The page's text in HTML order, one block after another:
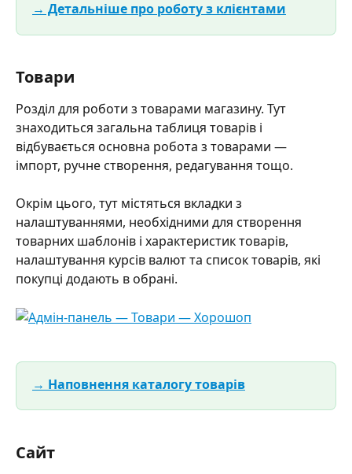
→ Детальніше про роботу з клієнтами
Товари
Розділ для роботи з товарами магазину. Тут
знаходиться загальна таблиця товарів і
відбувається основна робота з товарами —
імпорт, ручне створення, редагування тощо.
Окрім цього, тут містяться вкладки з
налаштуваннями, необхідними для створення
товарних шаблонів і характеристик товарів,
налаштування курсів валют та список товарів, які
покупці додають в обрані.
→ Наповнення каталогу товарів
Сайт